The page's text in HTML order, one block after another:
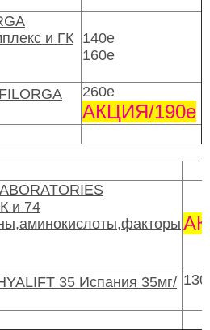
и ГК 140е
160е
260е
АКЦИЯ/190е
и 74
35 Испания 35мг/